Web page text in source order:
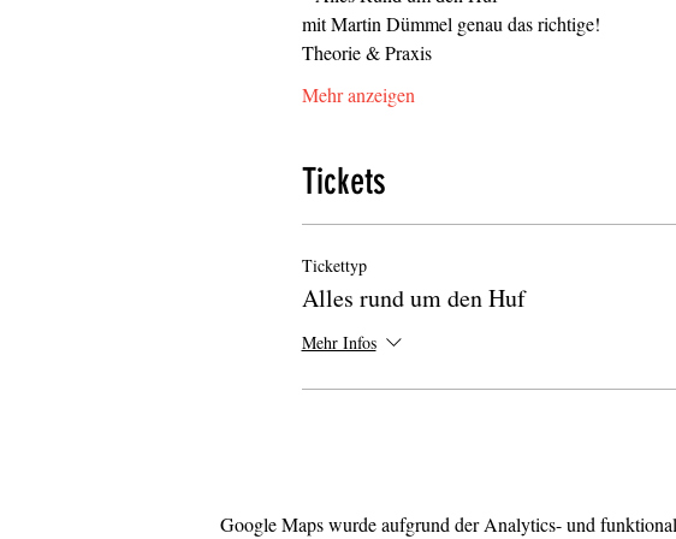
mit Martin Dümmel genau das richtige!
Theorie & Praxis
Mehr anzeigen
Tickets
Tickettyp
Alles rund um den Huf
Mehr Infos
Google Maps wurde aufgrund der Analytics- und